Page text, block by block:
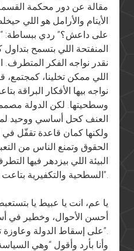
مقالة عن دور محكمة
الأيتام والأرامل هو اللي
على داعش؟” ردي ببساطة:
المنفتحة اللي بتسمح بتداول
نقدر نواجه الفكر المتطرف.
اللي ممكن تخلينا، كمجتمع،
نواجه بيها الأفكار البراقة
وسطحيتها. لكن الدولة
العنف كحل أساسي ووحيد
ولكنها كمان قاعدة تقفّل في
الحقوق وتمنع الناس من
البيئة اللي بيزدهر فيها
السطحية والتكفيرية بتاعت الإسلامويين”.
أحسن الأحوال، وخطير في
على إسقاط الدولة وعاوزة تخلينا زي سوريا والعراق”.